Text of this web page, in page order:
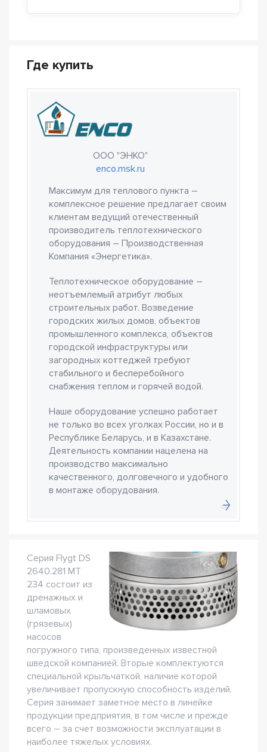
Где купить
ООО "ЭНКО"
enco.msk.ru
Максимум для теплового пункта –
комплексное решение предлагает своим
клиентам ведущий отечественный
производитель теплотехнического
оборудования – Производственная
Компания «Энергетика».
Теплотехническое оборудование –
неотъемлемый атрибут любых
строительных работ. Возведение
городских жилых домов, объектов
промышленного комплекса, объектов
городской инфраструктуры или
загородных коттеджей требуют
стабильного и бесперебойного
снабжения теплом и горячей водой.
Наше оборудование успешно работает
не только во всех уголках России, но и в
Республике Беларусь, и в Казахстане.
Деятельность компании нацелена на
производство максимально
качественного, долговечного и удобного
в монтаже оборудования.
Серия Flygt DS
2640.281 MT
234 состоит из
дренажных и
шламовых
(грязевых)
насосов
погружного типа, произведенных известной
шведской компанией. Вторые комплектуются
специальной крыльчаткой, наличие которой
увеличивает пропускную способность изделий.
Серия занимает заметное место в линейке
продукции предприятия, в том числе и прежде
всего – за счет возможности эксплуатации в
наиболее тяжелых условиях.